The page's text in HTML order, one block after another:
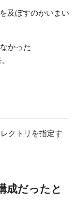
及ぼすのかいまい
かった
クトリを指定す
成だったと